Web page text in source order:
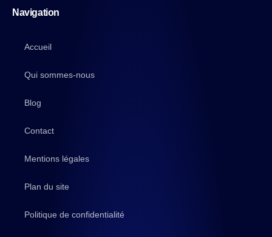
Navigation
Accueil
Qui sommes-nous
Blog
Contact
Mentions légales
Plan du site
Politique de confidentialité